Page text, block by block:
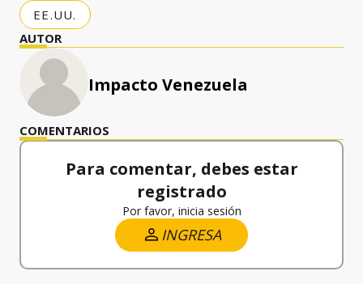
EE.UU.
AUTOR
Impacto Venezuela
COMENTARIOS
Para comentar, debes estar
registrado
Por favor, inicia sesión
INGRESA